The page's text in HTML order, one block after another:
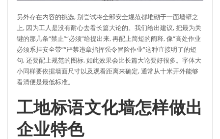
另外存在内容的挑选, 别尝试将全部安全规范都堆砌于一面墙壁之
上, 因为工人是没有耐心去看长篇大论的。我们给出建议, 把最为关
键的那几条“禁止”“必须”给提出来, 再配上简短的阐释, 像“高处作业
必须系挂安全带”“严禁违章指挥强令冒险作业”这种直接明了的短
句, 还要配上规范的图标, 如此效果会比长篇大论要好很多。字体大
小同样要依据墙面尺寸以及观看距离来确定, 通常从十米开外能够
看清便是最低标准。
工地标语文化墙怎样做出
企业特色